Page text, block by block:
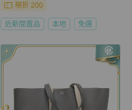
現折 200
近新閒置品 本地 免運